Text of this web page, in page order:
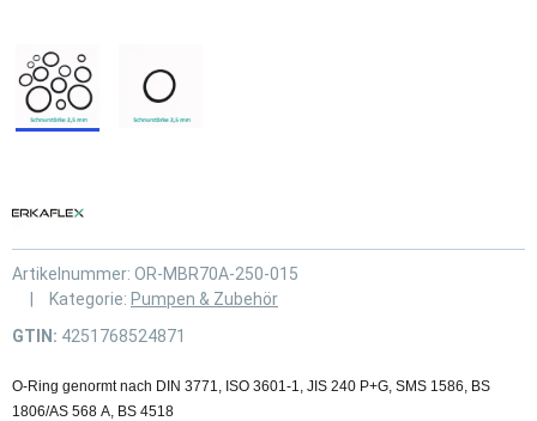
Artikelnummer: OR-MBR70A-250-015
Kategorie: Pumpen & Zubehör
GTIN: 4251768524871
O-Ring genormt nach DIN 3771, ISO 3601-1, JIS 240 P+G, SMS 1586, BS
1806/AS 568 A, BS 4518